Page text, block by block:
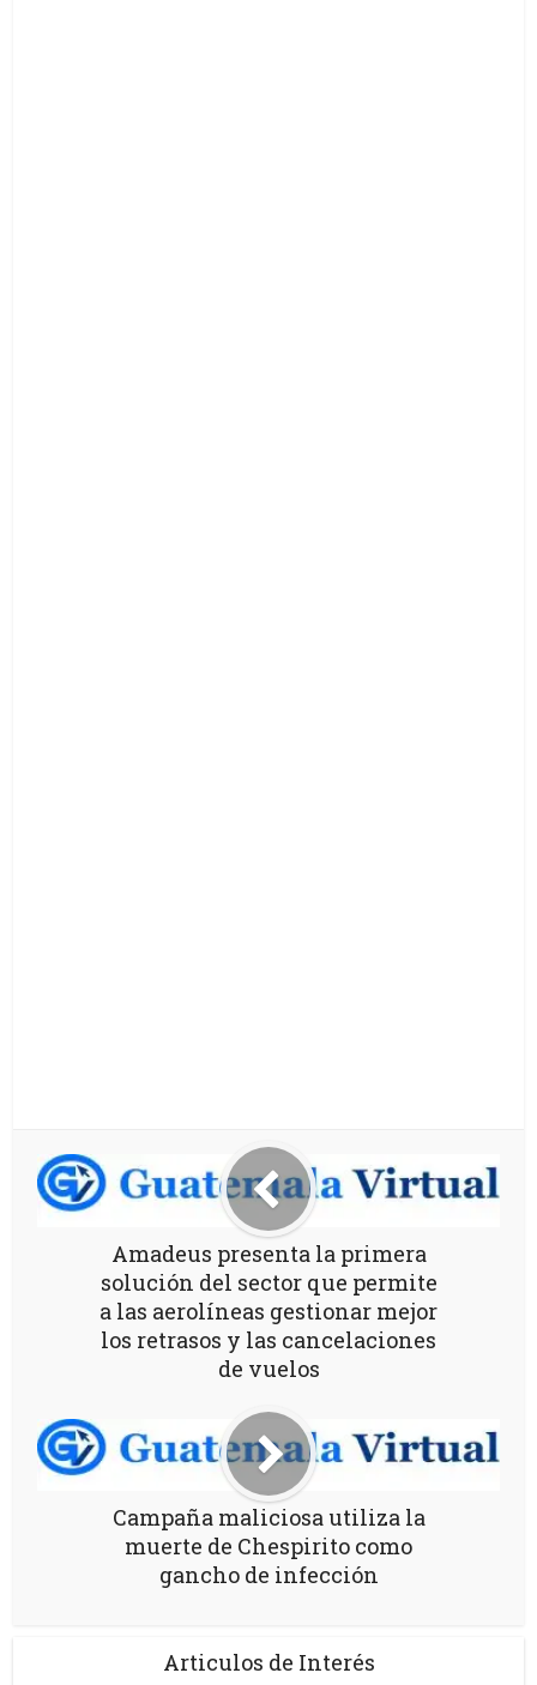
Amadeus presenta la primera
solución del sector que permite
a las aerolíneas gestionar mejor
los retrasos y las cancelaciones
de vuelos
Campaña maliciosa utiliza la
muerte de Chespirito como
gancho de infección
Articulos de Interés